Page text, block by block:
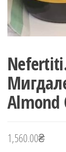
Almond
1,560.00₴